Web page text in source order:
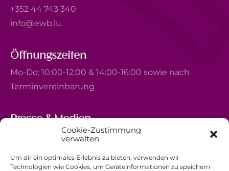
Cookie-Zustimmung
verwalten
Um dir ein optimales Erlebnis zu bieten, verwenden wir
Technologien wie Cookies, um Geräteinformationen zu speichern
+352 44 743 340
info@ewb.lu
Öffnungszeiten
Mo-Do: 10:00-12:00 & 14:00-16:00 sowie nach
Terminvereinbarung
Presse & Medien
5, avenue Marie-Thérèse
+352 44 743 340